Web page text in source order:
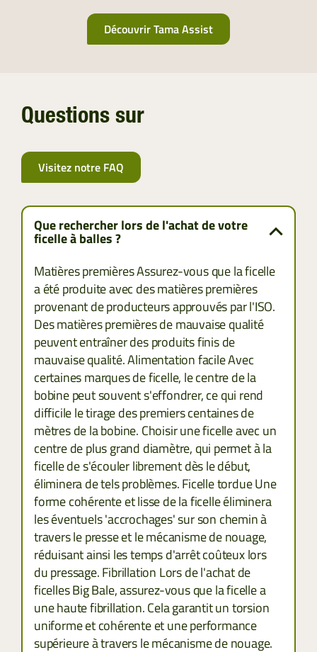
Découvrir Tama Assist
Questions sur
Visitez notre FAQ
Que rechercher lors de l'achat de votre
ficelle à balles ?
Matières premières Assurez-vous que la ficelle
a été produite avec des matières premières
provenant de producteurs approuvés par l'ISO.
Des matières premières de mauvaise qualité
peuvent entraîner des produits finis de
mauvaise qualité. Alimentation facile Avec
certaines marques de ficelle, le centre de la
bobine peut souvent s'effondrer, ce qui rend
difficile le tirage des premiers centaines de
mètres de la bobine. Choisir une ficelle avec un
centre de plus grand diamètre, qui permet à la
ficelle de s'écouler librement dès le début,
éliminera de tels problèmes. Ficelle tordue Une
forme cohérente et lisse de la ficelle éliminera
les éventuels 'accrochages' sur son chemin à
travers le presse et le mécanisme de nouage,
réduisant ainsi les temps d'arrêt coûteux lors
du pressage. Fibrillation Lors de l'achat de
ficelles Big Bale, assurez-vous que la ficelle a
une haute fibrillation. Cela garantit un torsion
uniforme et cohérente et une performance
supérieure à travers le mécanisme de nouage.